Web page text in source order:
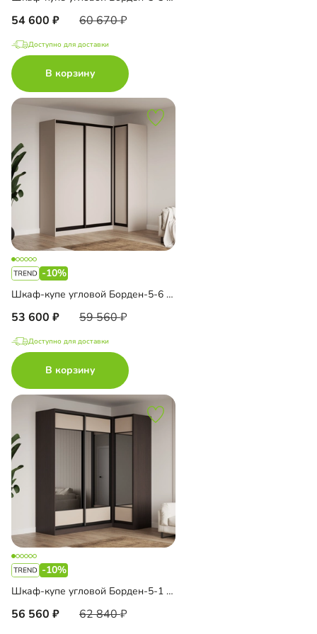
54 600 60 670
Доступно для доставки
В корзину
-10%
Шкаф-купе угловой Борден-5-6 1100
53 600 59 560
Доступно для доставки
В корзину
-10%
Шкаф-купе угловой Борден-5-1 1200
56 560 62 840